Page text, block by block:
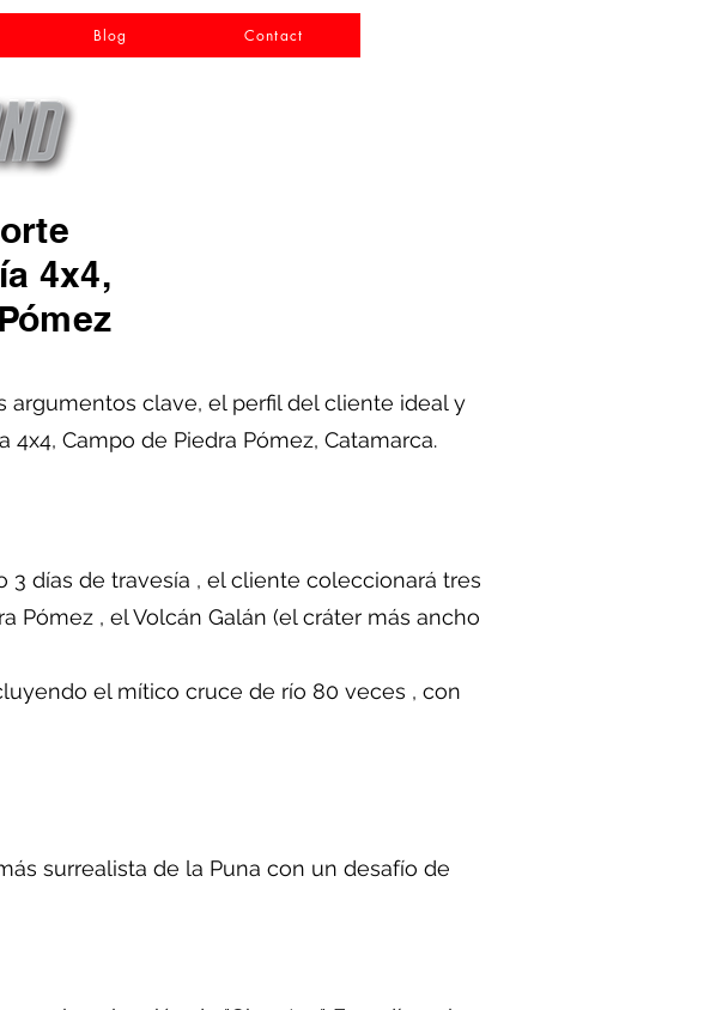
Blog Contact
4x4,
clave, el perfil del cliente ideal y
Campo de Piedra Pómez, Catamarca.
3 días de travesía , el cliente coleccionará tres
Pómez , el Volcán Galán (el cráter más ancho
el mítico cruce de río 80 veces , con
surrealista de la Puna con un desafío de